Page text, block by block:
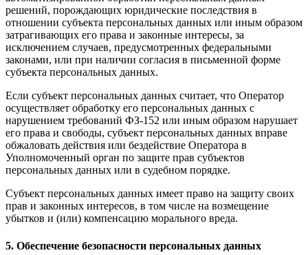
решений, порождающих юридические последствия в
отношении субъекта персональных данных или иным образом
затрагивающих его права и законные интересы, за
исключением случаев, предусмотренных федеральными
законами, или при наличии согласия в письменной форме
субъекта персональных данных.
Если субъект персональных данных считает, что Оператор
осуществляет обработку его персональных данных с
нарушением требований ФЗ-152 или иным образом нарушает
его права и свободы, субъект персональных данных вправе
обжаловать действия или бездействие Оператора в
Уполномоченный орган по защите прав субъектов
персональных данных или в судебном порядке.
Субъект персональных данных имеет право на защиту своих
прав и законных интересов, в том числе на возмещение
убытков и (или) компенсацию морального вреда.
5. Обеспечение безопасности персональных данных